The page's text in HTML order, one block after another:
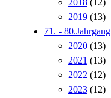
2019 (13)
71. - 80.Jahrgang
2020 (13)
2021 (13)
2022 (12)
2023 (12)